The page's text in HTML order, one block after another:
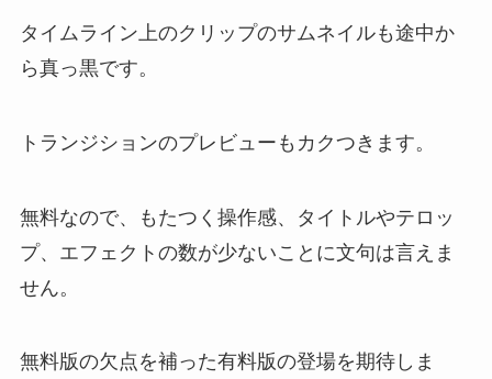
タイムライン上のクリップのサムネイルも途中か
ら真っ黒です。
トランジションのプレビューもカクつきます。
無料なので、もたつく操作感、タイトルやテロッ
プ、エフェクトの数が少ないことに文句は言えま
せん。
無料版の欠点を補った有料版の登場を期待しま